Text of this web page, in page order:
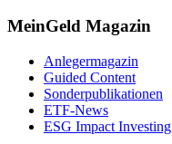
MeinGeld Magazin
Anlegermagazin
Guided Content
Sonderpublikationen
ETF-News
ESG Impact Investing